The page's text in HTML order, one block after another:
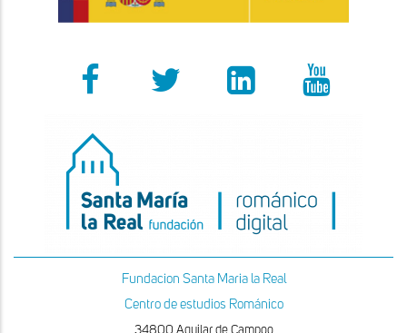
Fundacion Santa Maria la Real
Centro de estudios Románico
34800 Aguilar de Campoo